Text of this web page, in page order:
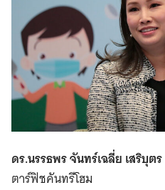
ดร.นรรธพร จันทร์เฉลี่ย เสริบุตร
ตาร์ฟิชคันทรีโฮม